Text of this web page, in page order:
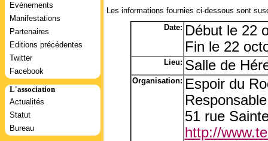
Evénements
Manifestations
Partenaires
Editions précédentes
Twitter
Facebook
L'association
Actualités
Statut
Bureau
Les informations fournies ci-dessous sont
Date: Début le 22
Fin le 22
Lieu: Salle de
Organisation: Espoir du
51 rue
http://